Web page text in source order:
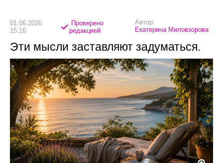
01.06.2026
15:16
Проверено
редакцией
Автор:
Екатерина Миловзорова
Эти мысли заставляют задуматься.